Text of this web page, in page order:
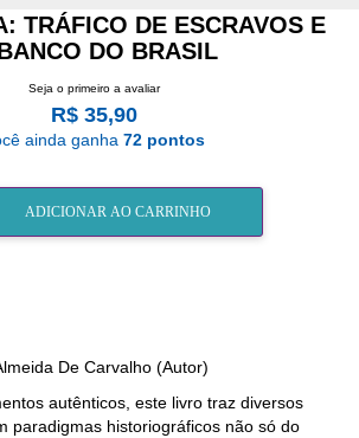
TRÁFICO DE ESCRAVOS E
DO BRASIL
Seja o primeiro a avaliar
R$ 35,90
ainda ganha 72 pontos
ADICIONAR AO CARRINHO
De Carvalho (Autor)
autênticos, este livro traz diversos
paradigmas historiográficos não só do